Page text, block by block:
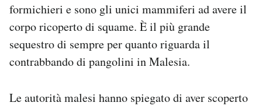
CALENDARIO
AREA PERSONALE
Newsletter
formichieri e sono gli unici mammiferi ad avere il
corpo ricoperto di squame. È il più grande
sequestro di sempre per quanto riguarda il
contrabbando di pangolini in Malesia.
Le autorità malesi hanno spiegato di aver scoperto